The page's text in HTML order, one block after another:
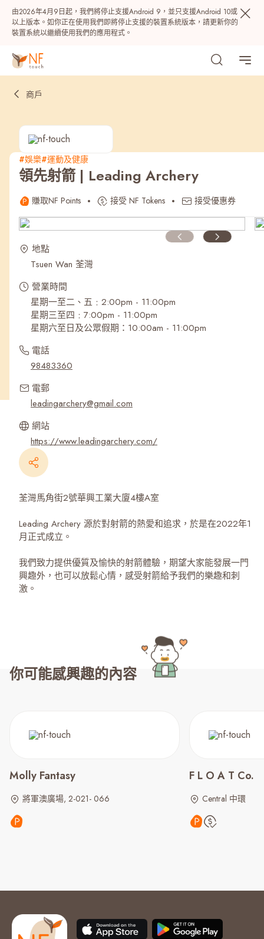
由2026年4月9日起，我們將停止支援Android 9，並只支援Android 10或
以上版本。如你正在使用我們即將停止支援的裝置系統版本，請更新你的
裝置系統以繼續使用我們的應用程式。
熱門
最近搜尋紀錄
商戶
#娛樂#運動及健康
領先射箭 | Leading Archery
賺取NF Points 接受 NF Tokens 接受優惠券
地點
Tsuen Wan 荃灣
營業時間
星期一至二、五﹕2:00pm - 11:00pm
星期三至四﹕7:00pm - 11:00pm
星期六至日及公眾假期：10:00am - 11:00pm
電話
98483360
電郵
leadingarchery@gmail.com
網站
https://www.leadingarchery.com/
荃灣馬角街2號華興工業大廈4樓A室
Leading Archery 源於對射箭的熱愛和追求，於是在2022年1
月正式成立。
我們致力提供優質及愉快的射箭體驗，期望大家能發展一門
興趣外，也可以放鬆心情，感受射箭給予我們的樂趣和刺
激。
你可能感興趣的內容
Molly Fantasy
將軍澳廣場, 2-021- 066
F L O A T Co.
Central 中環